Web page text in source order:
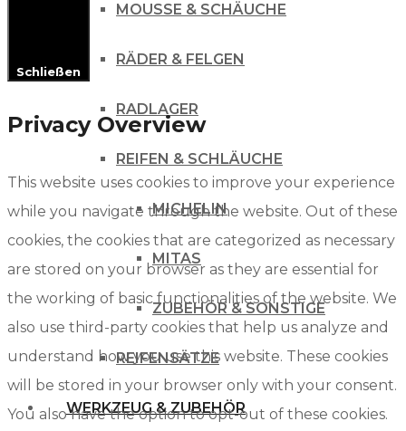
MOUSSE & SCHÄUCHE
RÄDER & FELGEN
RADLAGER
REIFEN & SCHLÄUCHE
MICHELIN
MITAS
ZUBEHÖR & SONSTIGE
REIFENSÄTZE
WERKZEUG & ZUBEHÖR
Schließen
Privacy Overview
This website uses cookies to improve your experience
while you navigate through the website. Out of these
cookies, the cookies that are categorized as necessary
are stored on your browser as they are essential for
the working of basic functionalities of the website. We
also use third-party cookies that help us analyze and
understand how you use this website. These cookies
will be stored in your browser only with your consent.
You also have the option to opt-out of these cookies.